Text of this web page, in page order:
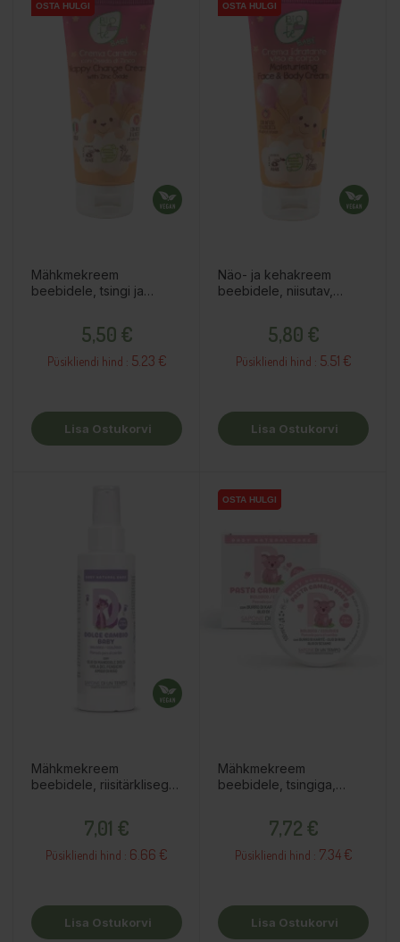
OSTA HULGI
OSTA HULGI
Mähkmekreem
beebidele, tsingi ja
5,50 €
Püsikliendi hind : 5.23 €
Lisa Ostukorvi
OSTA HULGI
OSTA HULGI
Näo- ja kehakreem
beebidele, niisutav,
5,80 €
Püsikliendi hind : 5.51 €
Lisa Ostukorvi
Mähkmekreem
beebidele, riisitärklisega,
7,01 €
Püsikliendi hind : 6.66 €
Lisa Ostukorvi
OSTA HULGI
OSTA HULGI
Mähkmekreem
beebidele, tsingiga,
7,72 €
Püsikliendi hind : 7.34 €
Lisa Ostukorvi